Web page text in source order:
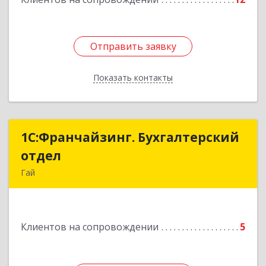
Отправить заявку
Показать контакты
Отправить заявку
Назад
1С:Франчайзинг. Бухгалтерский
отдел
Гай
Клиентов на сопровождении 5
1С:Франчайзинг. Бухгалтерский
Подробнее